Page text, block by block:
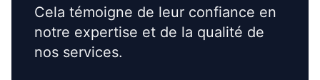
Cela témoigne de leur confiance en
notre expertise et de la qualité de
nos services.